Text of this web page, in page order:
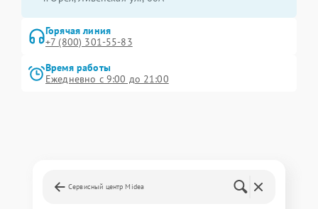
Горячая линия
+7 (800) 301-55-83
Время работы
Ежедневно с 9:00 до 21:00
Сервисный центр Midea